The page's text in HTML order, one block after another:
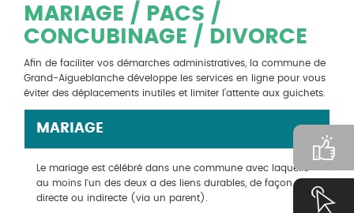
MARIAGE / PACS /
CONCUBINAGE / DIVORCE
Afin de faciliter vos démarches administratives, la commune de
Grand-Aigueblanche développe les services en ligne pour vous
éviter des déplacements inutiles et limiter l’attente aux guichets.
MARIAGE
Le mariage est célébré dans une commune avec laquelle
au moins l'un des deux a des liens durables, de façon
directe ou indirecte (via un parent).